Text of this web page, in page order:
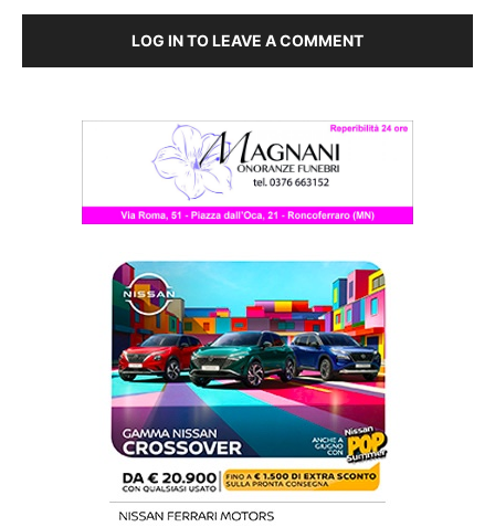
LOG IN TO LEAVE A COMMENT